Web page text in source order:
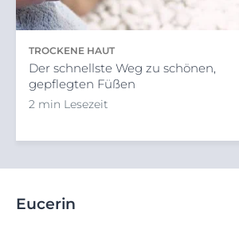
TROCKENE HAUT
Der schnellste Weg zu schönen,
gepflegten Füßen
2 min Lesezeit
Eucerin